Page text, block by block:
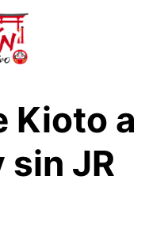
Kioto a
sin JR